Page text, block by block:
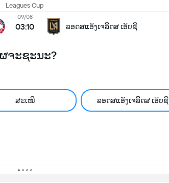
Leagues Cup
09/08
03:10 ລອດສແອັງເຈລິິດສ ເອັບຊີ
ຈະຊະນະ?
ສະເໝີ ລອດສແອັງເຈລິິດສ ເອັບຊີ